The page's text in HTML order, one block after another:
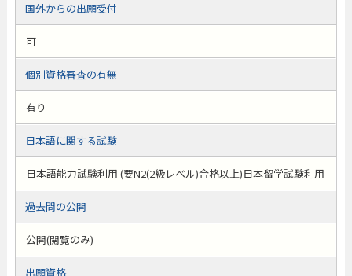
国外からの出願受付
可
個別資格審査の有無
有り
日本語に関する試験
日本語能力試験利用 (要N2(2級レベル)合格以上)日本留学試験利用
過去問の公開
公開(閲覧のみ)
出願資格